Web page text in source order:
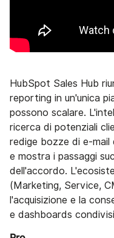
HubSpot Sales Hub
reporting in un'unica
possono scalare.
ricerca di potenziali
redige bozze di e-mail
e mostra i passaggi
dell'accordo.
(Marketing, Service,
l'acquisizione e la
e dashboards